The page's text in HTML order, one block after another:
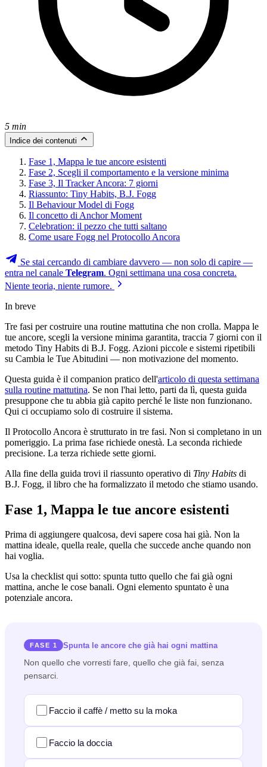
5 min
Indice dei contenuti
Fase 1, Mappa le tue ancore esistenti
Fase 2, Scegli il comportamento e la versione minima
Fase 3, Il Tracker Ancora: 7 giorni
Riassunto: Tiny Habits, B.J. Fogg
Il Behaviour Model di Fogg
Il concetto di Anchor Moment
Celebration: il pezzo che tutti saltano
Come usare Fogg nel Protocollo Ancora
Se stai cercando di cambiare davvero — non solo di capire —
entra nel canale Telegram. Ogni settimana una cosa concreta.
Niente teoria, niente rumore.
In breve
Tre fasi per costruire una routine mattutina che non crolla. Mappa le
tue ancore, scegli la versione minima garantita, traccia 7 giorni con il
metodo Tiny Habits di B.J. Fogg. Azioni piccole e sistemi ripetibili
su Cambia le Tue Abitudini — non motivazione del momento.
Questa guida è il companion pratico dell'articolo di questa settimana
sulla routine mattutina. Se non l'hai letto, parti da lì, questa guida
presuppone che tu abbia già capito perché le liste non funzionano.
Qui ci occupiamo solo di costruire il sistema.
Il Protocollo Ancora è strutturato in tre fasi. Non si completano in un
pomeriggio. La prima fase richiede onestà. La seconda richiede
precisione. La terza richiede sette giorni.
Alla fine della guida trovi il riassunto operativo di Tiny Habits di
B.J. Fogg, il libro che ha formalizzato il metodo che stiamo usando.
Fase 1, Mappa le tue ancore esistenti
Prima di aggiungere qualcosa, devi sapere cosa hai già. Non la
mattina ideale, quella reale, quella che succede anche quando non
hai voglia.
Usa la checklist qui sotto: spunta tutto quello che fai già ogni
mattina, anche le cose banali. Ogni elemento spuntato è una
potenziale ancora.
FASE 1 Spunta le ancore che già hai ogni mattina
Non quello che vorresti fare, quello che già fai, senza
pensarci.
Faccio il caffè / metto su la moka
Faccio la doccia